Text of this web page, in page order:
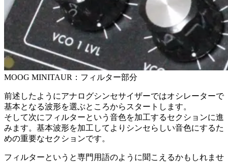
MOOG MINITAUR：フィルター部分
前述したようにアナログシンセサイザーではオシレーターで
基本となる波形を選ぶところからスタートします。
そして次にフィルターという音色を加工するセクションに進
みます。基本波形を加工してよりシンセらしい音色にするた
めの重要なセクションです。
フィルターというと専門用語のように聞こえるかもしれませ